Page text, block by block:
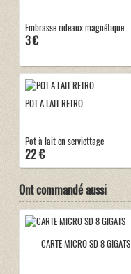
Embrasse rideaux magnétique
3 €
POT A LAIT RETRO
Pot à lait en serviettage
22 €
Ont commandé aussi
CARTE MICRO SD 8 GIGATS